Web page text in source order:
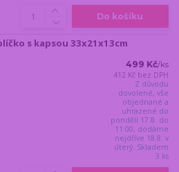
Do košíku
s kapsou 33x21x13cm
499 Kč/ks
412 Kč bez DPH
Z důvodu
dovolené, vše
objednané a
uhrazené do
pondělí 17.8. do
11:00, dodáme
nejdříve 18.8. v
úterý. Skladem
3 ks